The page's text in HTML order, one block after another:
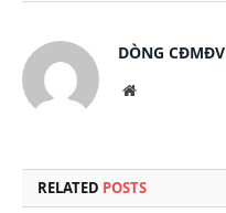
DÒNG CĐMĐV
Website
RELATED POSTS